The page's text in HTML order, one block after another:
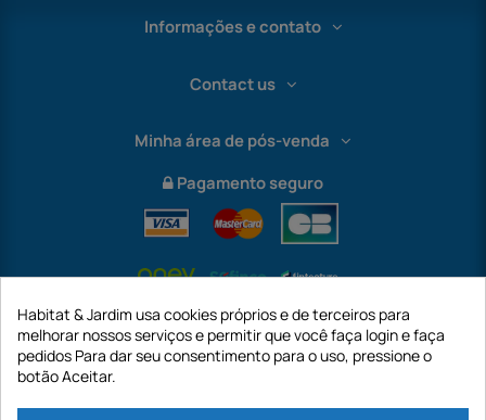
Informações e contato
Contact us
Minha área de pós-venda
Pagamento seguro
Habitat & Jardim usa cookies próprios e de terceiros para
melhorar nossos serviços e permitir que você faça login e faça
pedidos Para dar seu consentimento para o uso, pressione o
botão Aceitar.